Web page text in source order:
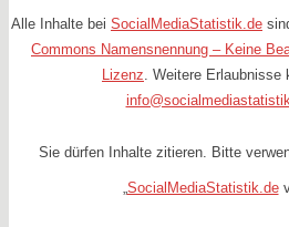
Alle Inhalte bei SocialMediaStatistik.de
Commons Namensnennung – Keine
Lizenz . Weitere
Sie dürfen Inhalte zitieren. Bitte
SocialMediaStatistik.de